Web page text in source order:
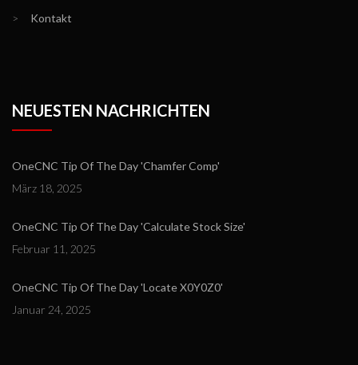
> Kontakt
NEUESTEN NACHRICHTEN
OneCNC Tip Of The Day 'Chamfer Comp'
März 18, 2025
OneCNC Tip Of The Day 'Calculate Stock Size'
Februar 11, 2025
OneCNC Tip Of The Day 'Locate X0Y0Z0'
Januar 24, 2025